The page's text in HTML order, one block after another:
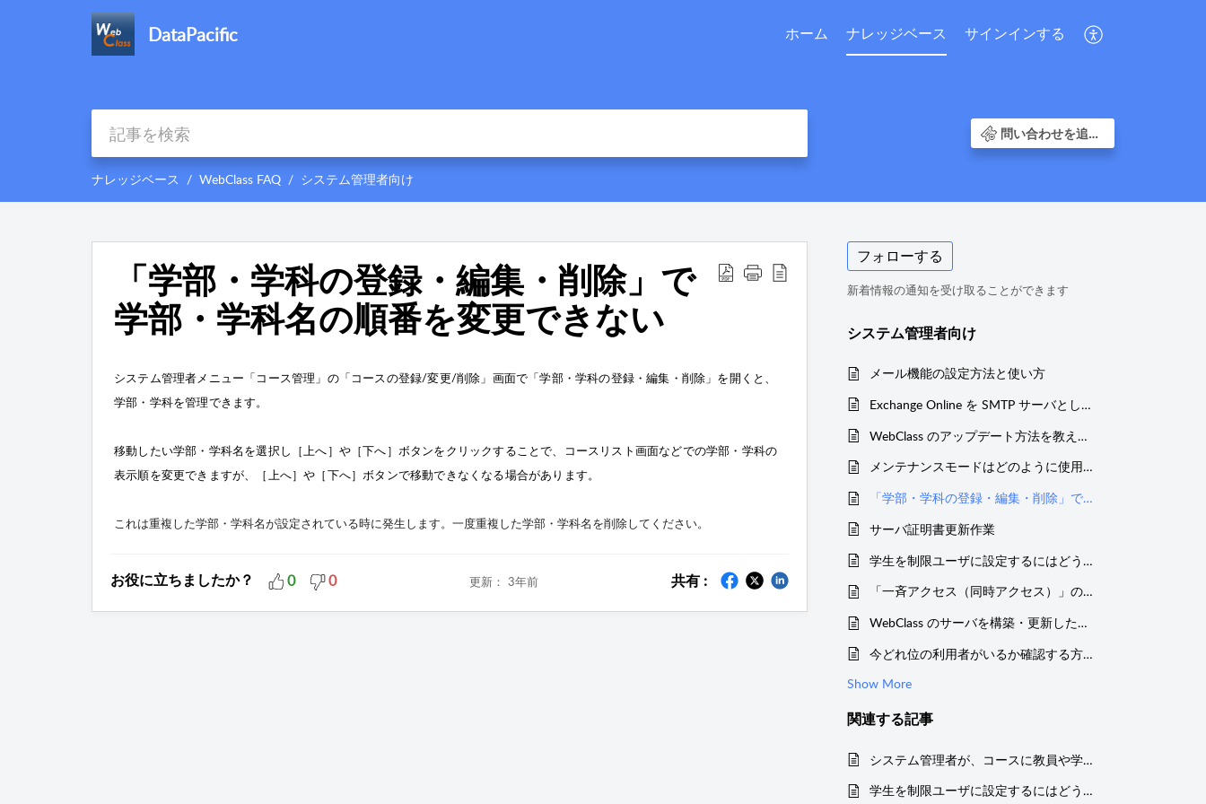
DataPacific ホーム ナレッジベース サインインする
問い合わせを追加する
ナレッジベース WebClass FAQ システム管理者向け
「学部・学科の登録・編集・削除」で
学部・学科名の順番を変更できない
システム管理者メニュー「コース管理」の「コースの登録/変更/削除 」画面で「学部・学科の登録・編集・削除」を開くと、
学部・学科を管理できます。
移動したい学部・学科名を選択し［上へ］や［下へ］ボタンをクリックすることで、コースリスト画面などでの学部・学科の
表示順を変更できますが、
［上へ］や［下へ］ボタンで移動できなくなる場合があります。
これは重複した学部・学科名が設定されている時に発生します。一度重複した学部・学科名を削除してください。
お役に立ちましたか？ 0 0 更新： 3年前 共有 :
フォローする
新着情報の通知を受け取ることができます
システム管理者向け
メール機能の設定方法と使い方
Exchange Online を SMTP サーバとして利用するには
WebClass のアップデート方法を教えてください
メンテナンスモードはどのように使用しますか？
「学部・学科の登録・編集・削除」で学部・学科名の順番を変更できない
サーバ証明書更新作業
学生を制限ユーザに設定するにはどうしたらいいですか？
「一斉アクセス（同時アクセス）」の意味について教えてください
WebClass のサーバを構築・更新したいのですが、どのようなスペックが必要ですか？
今どれ位の利用者がいるか確認する方法について知りたいです。
Show More
関連する記事
システム管理者が、コースに教員や学生を追加する
学生を制限ユーザに設定するにはどうしたらいいですか？